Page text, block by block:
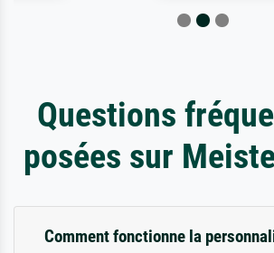
Questions
posées sur
Comment fonctionne la